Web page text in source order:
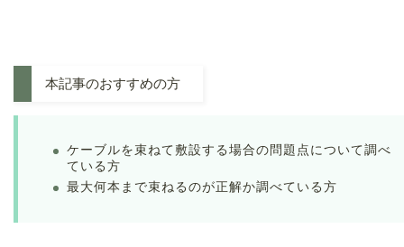
本記事のおすすめの方
ケーブルを束ねて敷設する場合の問題点について調べ
ている方
最大何本まで束ねるのが正解か調べている方